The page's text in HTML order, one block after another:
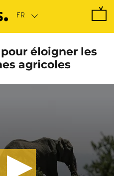
éloigner les
agricoles